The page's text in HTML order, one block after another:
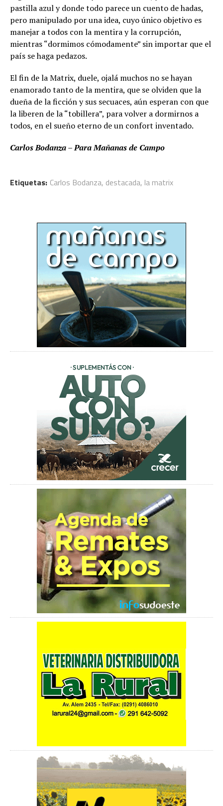
pastilla azul y donde todo parece un cuento de hadas,
pero manipulado por una idea, cuyo único objetivo es
manejar a todos con la mentira y la corrupción,
mientras “dormimos cómodamente” sin importar que el
país se haga pedazos.
El fin de la Matrix, duele, ojalá muchos no se hayan
enamorado tanto de la mentira, que se olviden que la
dueña de la ficción y sus secuaces, aún esperan con que
la liberen de la “tobillera”, para volver a dormirnos a
todos, en el sueño eterno de un confort inventado.
Carlos Bodanza – Para Mañanas de Campo
Etiquetas: Carlos Bodanza, destacada, la matrix